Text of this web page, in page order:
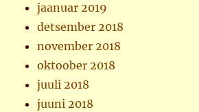
jaanuar 2019
detsember 2018
november 2018
oktoober 2018
juuli 2018
juuni 2018